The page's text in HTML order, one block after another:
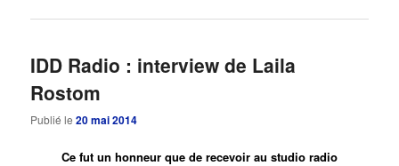
IDD Radio : interview de Laila
Rostom
Publié le20 mai 2014
Ce fut un honneur que de recevoir au studio radio